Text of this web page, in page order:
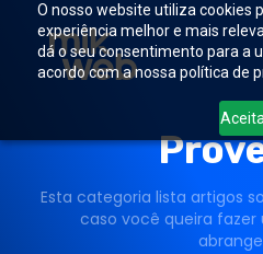
O nosso website utiliza cookies
experiência melhor e mais
dá o seu consentimento para a
acordo com a nossa política de
Esta categoria lista artigos
caso você queira fazer